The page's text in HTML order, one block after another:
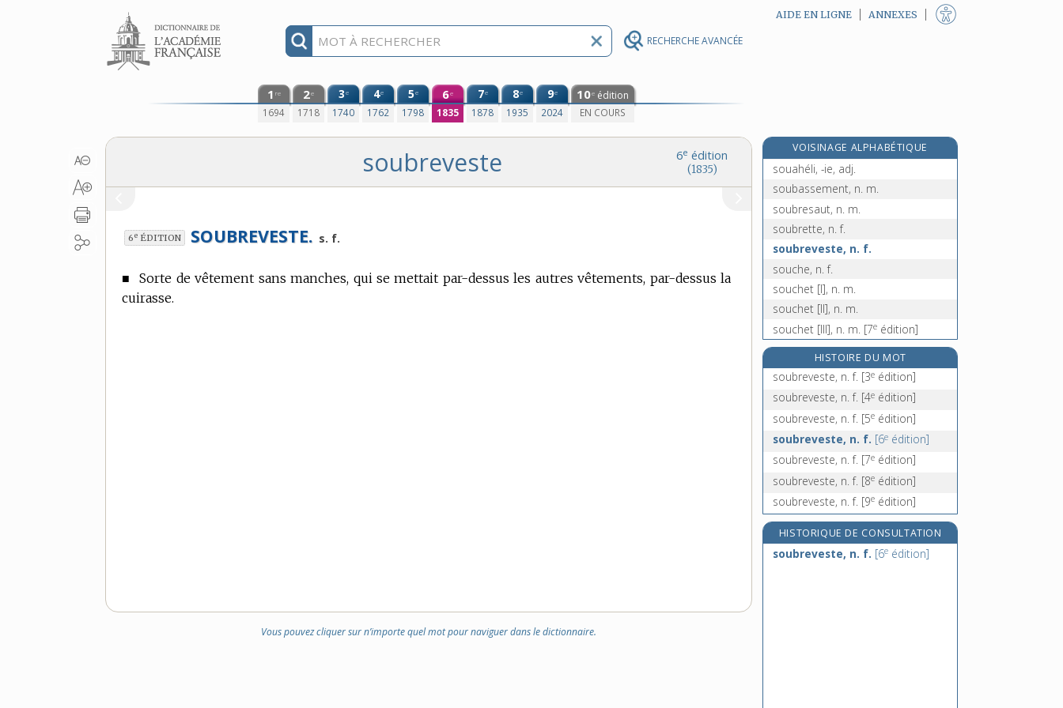
RECHERCHE AVANCÉE
Aller au contenu AIDE EN LIGNE ANNEXES
1 re
1694
2e
1718
3e
1740
4e
1762
5e
1798
6e
1835
7e
1878
8e
1935
9e
2024
10e édition
EN COURS
6e édition
(1835)
soubreveste
6e ÉDITION SOUBREVESTE. s. f.
■Sorte de vêtement sans manches, qui se mettait par-dessus les autres vêtements, par-dessus la
cuirasse.
Vous pouvez cliquer sur n’importe quel mot pour naviguer dans le dictionnaire.
VOISINAGE ALPHABÉTIQUE
souabe, adj.
souahéli, -ie, adj.
soubassement, n. m.
soubresaut, n. m.
soubrette, n. f.
soubreveste, n. f.
souche, n. f.
souchet [I], n. m.
souchet [II], n. m.
souchet [III], n. m. [7e édition]
souchetage, n. m.[7eédition]
soucheteur, n. m.[7eédition]
souchette, n. f.
souci [I], n. m.
souci [II], n. m.
HISTOIRE DU MOT
soubreveste, n. f. [3e édition]
soubreveste, n. f. [4e édition]
soubreveste, n. f. [5e édition]
soubreveste, n. f. [6e édition]
soubreveste, n. f. [7e édition]
soubreveste, n. f. [8e édition]
soubreveste, n. f. [9e édition]
HISTORIQUE DE CONSULTATION
soubreveste, n. f. [6e édition]